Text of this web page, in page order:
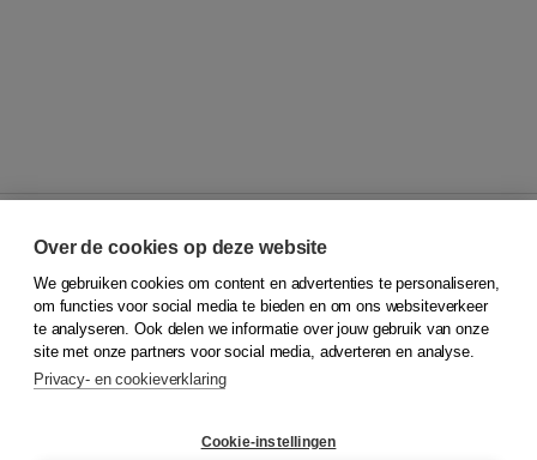
© 2026Koninklijke Boom uitgevers
Klantenservice
Service & informatie
Contact
Over de cookies op deze website
We gebruiken cookies om content en advertenties te personaliseren,
om functies voor social media te bieden en om ons websiteverkeer
te analyseren. Ook delen we informatie over jouw gebruik van onze
site met onze partners voor social media, adverteren en analyse.
Privacy- en cookieverklaring
Cookie-instellingen